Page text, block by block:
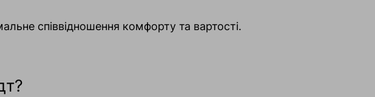
співвідношення комфорту та вартості.